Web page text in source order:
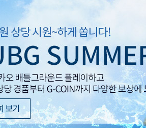
아키에이지 워
아레스 : 라이즈 오브 가디언즈
모바일게임
우마무스메 프리티 더비
이벤트
업데이트
대회소식